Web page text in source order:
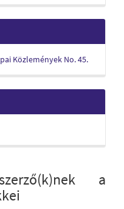
Közlemények No. 45.
a